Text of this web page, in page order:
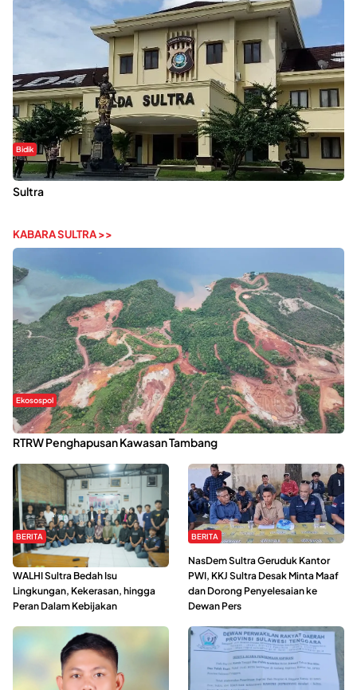
Bidik
Dugaan Kekerasan Seksual di UIN Kendari Dilaporkan ke Polda
Sultra
KABARA SULTRA >>
Ekosospol
Kabaena Menanti Kepastian Pemulihan Lingkungan Usai Revisi
RTRW Penghapusan Kawasan Tambang
BERITA
Refleksi Gerakan Perempuan,
WALHI Sultra Bedah Isu
Lingkungan, Kekerasan, hingga
Peran Dalam Kebijakan
BERITA
NasDem Sultra Geruduk Kantor
PWI, KKJ Sultra Desak Minta Maaf
dan Dorong Penyelesaian ke
Dewan Pers